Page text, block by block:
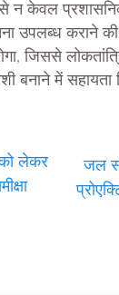
न केवल प्रशासनिक
उपलब्ध कराने
जिससे
बनाने में सहायता
को लेकर
जल